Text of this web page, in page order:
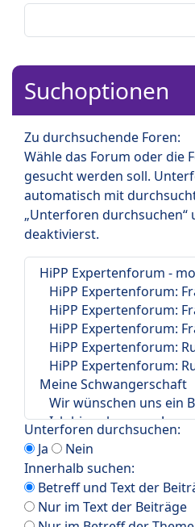
Suchoptionen
Zu durchsuchende Foren:
Wähle das Forum oder die
gesucht werden soll.
automatisch mit
„Unterforen durchsuchen“
deaktivierst.
Unterforen durchsuchen:
Ja
Nein
Innerhalb suchen:
Betreff und Text der
Nur im Text der Beiträge